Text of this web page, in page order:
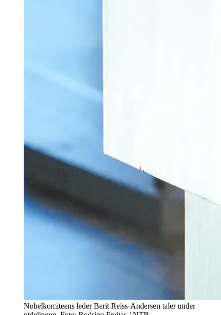
Nobelkomiteens leder Berit Reiss-Andersen taler under